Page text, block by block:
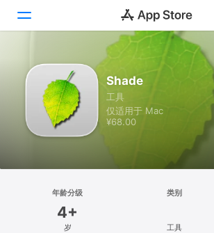
探索
创作
工作
开发
类别
Shade
工具
仅适用于 Mac
¥68.00
年龄分级
4+
岁
类别
工具